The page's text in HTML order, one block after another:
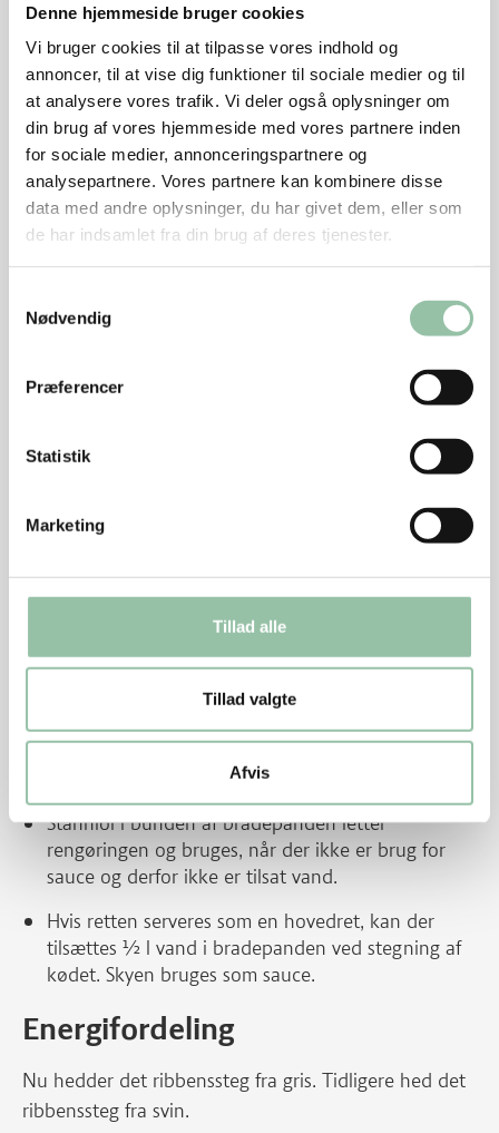
Denne hjemmeside bruger cookies
Vi bruger cookies til at tilpasse vores indhold og
annoncer, til at vise dig funktioner til sociale medier og til
at analysere vores trafik. Vi deler også oplysninger om
din brug af vores hjemmeside med vores partnere inden
for sociale medier, annonceringspartnere og
analysepartnere. Vores partnere kan kombinere disse
data med andre oplysninger, du har givet dem, eller som
de har indsamlet fra din brug af deres tjenester.
Nødvendig
Præferencer
Statistik
Marketing
Tillad alle
Tillad valgte
Afvis
ovn.
Tænd ovnen på 200 grader og lad stegen stå i ca.
1½ time, til kødet er gennemstegt.
Skulle sværen ikke være helt sprød, så brun stegen
efter ved 250 grader.
Kødet kan serveres varmt eller koldt.
Pil rødløgene og hak dem groft.
honning og stjerneanis og lad det koge ved middel
varme til de begynder at mørne og lagen forsvinder
30-40 minutter.
Smag til med salt og peber og pynt med persille
ved servering.
Tilbehør til frokostret
Skær rugbrødet i skiver
Tilbehør til hovedret
Stanniol i bunden af bradepanden letter
rengøringen og bruges, når der ikke er brug for
sauce og derfor ikke er tilsat vand.
Hvis retten serveres som en hovedret, kan der
tilsættes ½ l vand i bradepanden ved stegning af
kødet. Skyen bruges som sauce.
Energifordeling
Nu hedder det ribbenssteg fra gris. Tidligere hed det
ribbenssteg fra svin.